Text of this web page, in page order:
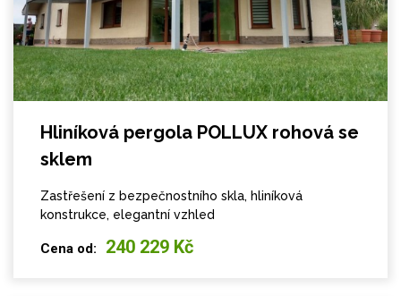
Hliníková pergola POLLUX rohová se
sklem
Zastřešení z bezpečnostního skla, hliníková
konstrukce, elegantní vzhled
Cena od: 240 229 Kč